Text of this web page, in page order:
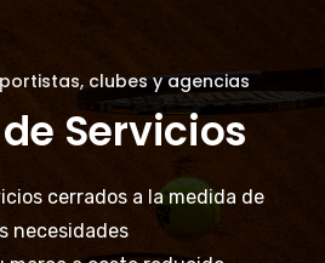
clubes y agencias
Servicios
cerrados a la medida de
necesidades